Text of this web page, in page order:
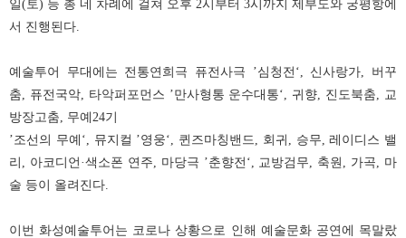
일(토) 등 총 네 차례에 걸쳐 오후 2시부터 3시까지 제부도와 궁평항에
서 진행된다.
예술투어 무대에는 전통연희극 퓨전사극 ’심청전 ‘, 신사랑가, 버꾸
춤, 퓨전국악, 타악퍼포먼스 ’만사형통 운수대통‘, 귀향, 진도북춤, 교
방장고춤, 무예 24기
’조선의 무예 ‘, 뮤지컬 ’영웅‘, 퀸즈마칭밴드, 회귀 , 승무,레이디스 밸
리 , 아코디언 ·색소폰 연주, 마당극 ’춘향전 ‘, 교방검무, 축원 , 가곡, 마
술 등이 올려진다.
이번 화성예술투어는 코로나 상황으로 인해 예술문화 공연에 목말랐